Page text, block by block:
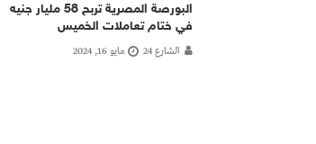
البورصة المصرية تربح 58 مليار جنيه
في ختام تعاملات الخميس
الشارع 24 مايو 16, 2024